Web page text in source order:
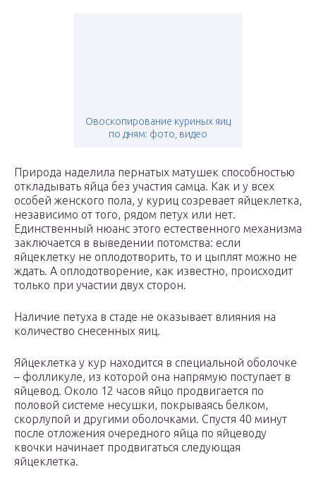
Овоскопирование куриных яиц
по дням: фото, видео
Природа наделила пернатых матушек способностью
откладывать яйца без участия самца. Как и у всех
особей женского пола, у куриц созревает яйцеклетка,
независимо от того, рядом петух или нет.
Единственный нюанс этого естественного механизма
заключается в выведении потомства: если
яйцеклетку не оплодотворить, то и цыплят можно не
ждать. А оплодотворение, как известно, происходит
только при участии двух сторон.
Наличие петуха в стаде не оказывает влияния на
количество снесенных яиц.
Яйцеклетка у кур находится в специальной оболочке
– фолликуле, из которой она напрямую поступает в
яйцевод. Около 12 часов яйцо продвигается по
половой системе несушки, покрываясь белком,
скорлупой и другими оболочками. Спустя 40 минут
после отложения очередного яйца по яйцеводу
квочки начинает продвигаться следующая
яйцеклетка.